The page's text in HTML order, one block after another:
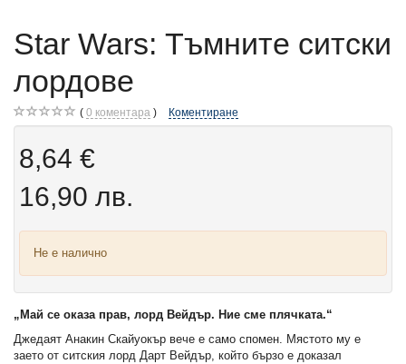
Star Wars: Тъмните ситски
лордове
0 коментара Коментиране
8,64 €
16,90 лв.
Не е налично
„Май се оказа прав, лорд Вейдър. Ние сме плячката.“
Джедаят Анакин Скайуокър вече е само спомен. Мястото му е
заето от ситския лорд Дарт Вейдър, който бързо е доказал